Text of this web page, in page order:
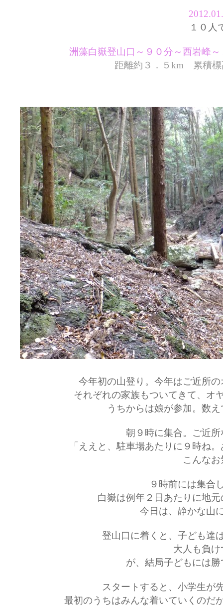
１０人
洲藻白嶽登山口～９０分～西岩峰
距離約３．５km 累積
今年初の山登り。今年はご近所
それぞれの家族もついてきて、オ
うちからは娘が参加。数
朝９時に集合。ご近
「ええと、駐車場あたりに９時ね
こんな
９時前には集合
白嶽は例年２日あたりに地
今日は、静かな山
登山口に着くと、子ども達
大人も負
が、結局子どもには
スタートすると、小学生が
最初のうちはみんな着いていくのだ